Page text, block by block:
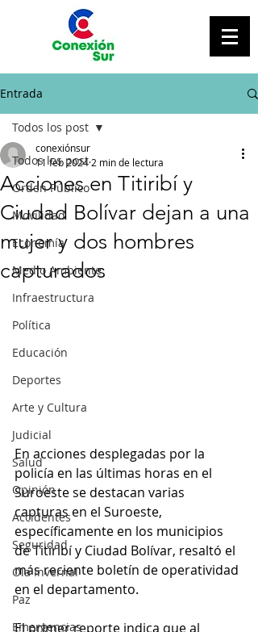
Entrada
Todos los post
Orden Público
Movilidad
Economía
Medio Ambiente
Infraestructura
Política
Educación
Deportes
Arte y Cultura
Judicial
Salud
Opinión
Accidentes
Seguridad
Ola Invernal
Paz
Emergencias
Todos los post
Acciones en Titiribí y
Ciudad Bolívar dejan a una
mujer y dos hombres
capturados
conexiónsur
11 feb 2024 2 min de lectura
En acciones desplegadas por la
policía en las últimas horas en el
Suroeste se destacan varias
capturas en el Suroeste,
específicamente en los municipios
de Titiribí y Ciudad Bolívar, resaltó el
más reciente boletín de operatividad
en el departamento.
El primer reporte indica que al